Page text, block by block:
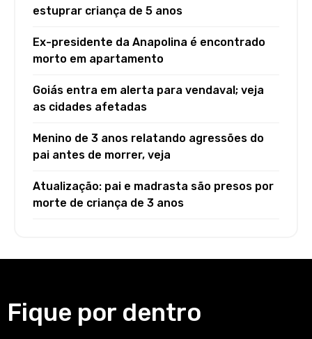
estuprar criança de 5 anos
Ex-presidente da Anapolina é encontrado
morto em apartamento
Goiás entra em alerta para vendaval; veja
as cidades afetadas
Menino de 3 anos relatando agressões do
pai antes de morrer, veja
Atualização: pai e madrasta são presos por
morte de criança de 3 anos
Fique por dentro